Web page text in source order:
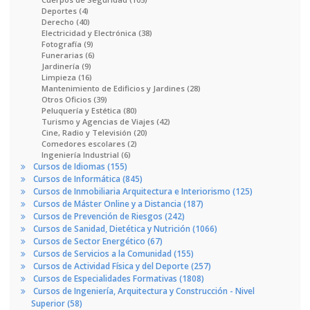
Deportes (4)
Derecho (40)
Electricidad y Electrónica (38)
Fotografía (9)
Funerarias (6)
Jardinería (9)
Limpieza (16)
Mantenimiento de Edificios y Jardines (28)
Otros Oficios (39)
Peluquería y Estética (80)
Turismo y Agencias de Viajes (42)
Cine, Radio y Televisión (20)
Comedores escolares (2)
Ingeniería Industrial (6)
Cursos de Idiomas (155)
Cursos de Informática (845)
Cursos de Inmobiliaria Arquitectura e Interiorismo (125)
Cursos de Máster Online y a Distancia (187)
Cursos de Prevención de Riesgos (242)
Cursos de Sanidad, Dietética y Nutrición (1066)
Cursos de Sector Energético (67)
Cursos de Servicios a la Comunidad (155)
Cursos de Actividad Física y del Deporte (257)
Cursos de Especialidades Formativas (1808)
Cursos de Ingeniería, Arquitectura y Construcción - Nivel
Superior (58)